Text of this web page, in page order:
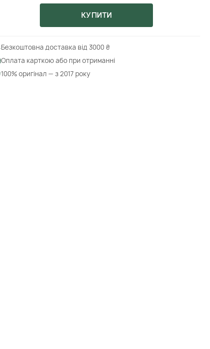
КУПИТИ
Безкоштовна доставка від 3000 ₴
Оплата карткою або при отриманні
100% оригінал — з 2017 року